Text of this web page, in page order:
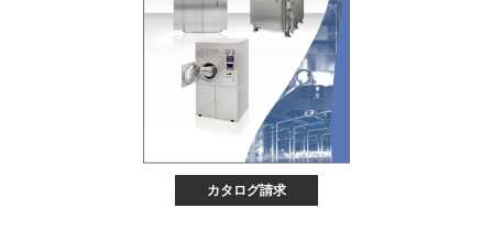
カタログ請求